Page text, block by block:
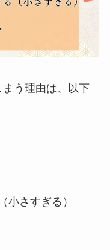
う理由は、以下
小さすぎる）